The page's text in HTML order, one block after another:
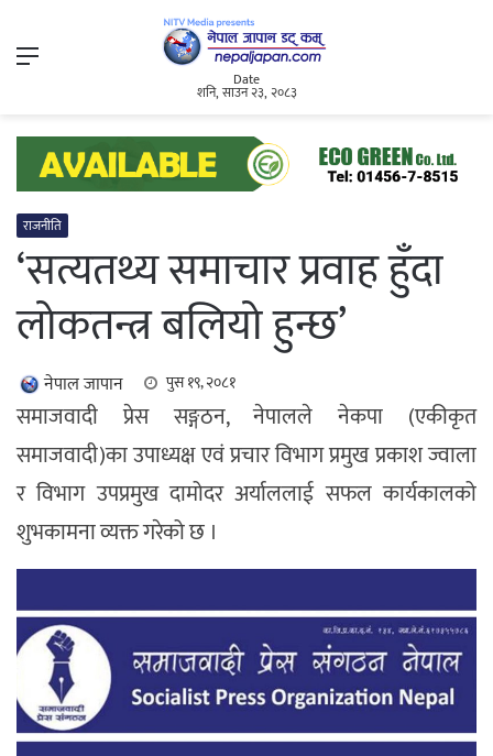
Menu
Date
शनि, साउन २३, २०८३
राजनीति
‘सत्यतथ्य समाचार प्रवाह हुँदा
लोकतन्त्र बलियो हुन्छ’
नेपाल जापान पुस १९, २०८१
समाजवादी प्रेस सङ्गठन, नेपालले नेकपा (एकीकृत
समाजवादी)का उपाध्यक्ष एवं प्रचार विभाग प्रमुख प्रकाश ज्वाला
र विभाग उपप्रमुख दामोदर अर्याललाई सफल कार्यकालको
शुभकामना व्यक्त गरेको छ ।